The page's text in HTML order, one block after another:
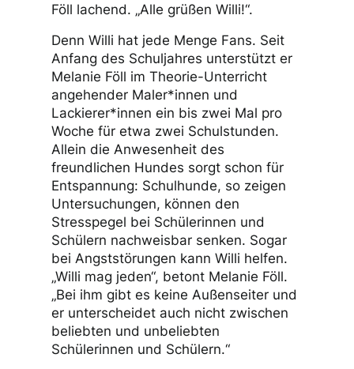
Föll lachend. „Alle grüßen Willi!“.
Denn Willi hat jede Menge Fans. Seit
Anfang des Schuljahres unterstützt er
Melanie Föll im Theorie-Unterricht
angehender Maler*innen und
Lackierer*innen ein bis zwei Mal pro
Woche für etwa zwei Schulstunden.
Allein die Anwesenheit des
freundlichen Hundes sorgt schon für
Entspannung: Schulhunde, so zeigen
Untersuchungen, können den
Stresspegel bei Schülerinnen und
Schülern nachweisbar senken. Sogar
bei Angststörungen kann Willi helfen.
„Willi mag jeden“, betont Melanie Föll.
„Bei ihm gibt es keine Außenseiter und
er unterscheidet auch nicht zwischen
beliebten und unbeliebten
Schülerinnen und Schülern.“